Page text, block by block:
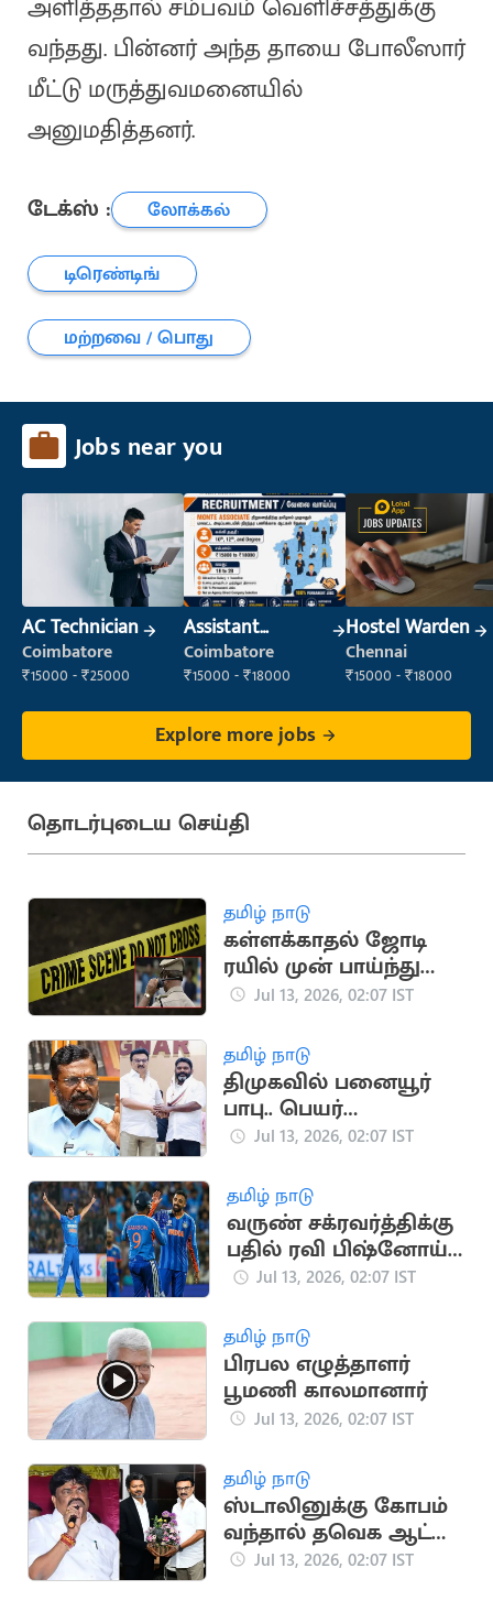
அளித்ததால் சம்பவம் வெளிச்சத்துக்கு
வந்தது. பின்னர் அந்த தாயை போலீஸார்
மீட்டு மருத்துவமனையில்
அனுமதித்தனர்.
டேக்ஸ் :
லோக்கல்
டிரெண்டிங்
மற்றவை / பொது
Jobs near you
AC Technician
Coimbatore
₹15000 - ₹25000
Assistant
Manager
Coimbatore
₹15000 - ₹18000
Hostel Warden
Chennai
₹15000 - ₹18000
Explore more jobs
தொடர்புடைய செய்தி
தமிழ் நாடு
கள்ளக்காதல் ஜோடி
ரயில் முன் பாய்ந்து
தற்கொலை: சோகம்
Jul 13, 2026, 02:07 IST
தமிழ் நாடு
திமுகவில் பனையூர்
பாபு.. பெயர்
குறிப்பிடாமல் திருமா
Jul 13, 2026, 02:07 IST
தமிழ் நாடு
வருண் சக்ரவர்த்திக்கு
பதில் ரவி பிஷ்னோய்:
ஜிம்பாப்வே டி20
Jul 13, 2026, 02:07 IST
தமிழ் நாடு
பிரபல எழுத்தாளர்
பூமணி காலமானார்
Jul 13, 2026, 02:07 IST
தமிழ் நாடு
ஸ்டாலினுக்கு கோபம்
வந்தால் தவெக ஆட்சி
இருக்காது.. ராஜேந்திர
Jul 13, 2026, 02:07 IST